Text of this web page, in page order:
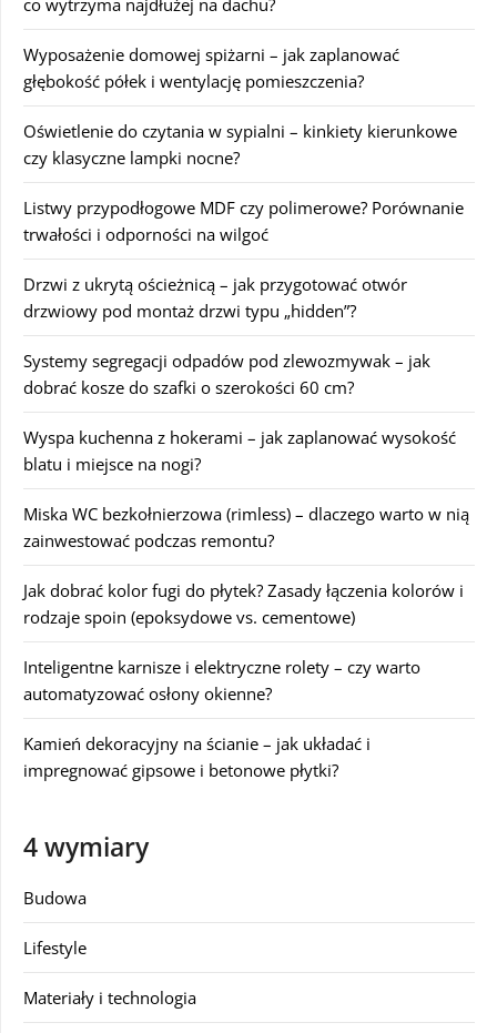
Wyposażenie domowej spiżarni – jak zaplanować
głębokość półek i wentylację pomieszczenia?
Oświetlenie do czytania w sypialni – kinkiety kierunkowe
czy klasyczne lampki nocne?
Listwy przypodłogowe MDF czy polimerowe? Porównanie
trwałości i odporności na wilgoć
Drzwi z ukrytą ościeżnicą – jak przygotować otwór
drzwiowy pod montaż drzwi typu „hidden”?
Systemy segregacji odpadów pod zlewozmywak – jak
dobrać kosze do szafki o szerokości 60 cm?
Wyspa kuchenna z hokerami – jak zaplanować wysokość
blatu i miejsce na nogi?
Miska WC bezkołnierzowa (rimless) – dlaczego warto w nią
zainwestować podczas remontu?
Jak dobrać kolor fugi do płytek? Zasady łączenia kolorów i
rodzaje spoin (epoksydowe vs. cementowe)
Inteligentne karnisze i elektryczne rolety – czy warto
automatyzować osłony okienne?
Kamień dekoracyjny na ścianie – jak układać i
impregnować gipsowe i betonowe płytki?
4 wymiary
Budowa
Lifestyle
Materiały i technologia